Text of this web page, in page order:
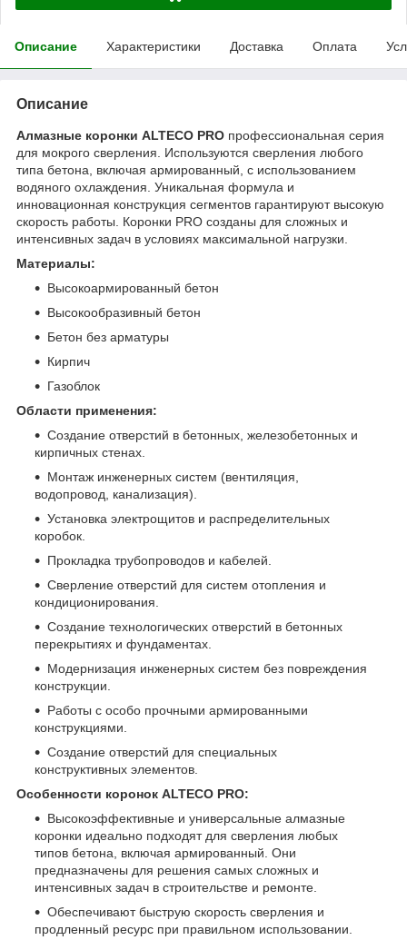
Описание Характеристики Доставка Оплата
Описание
Алмазные коронки ALTECO PRO профессиональная серия
для мокрого сверления. Используются сверления любого
типа бетона, включая армированный, с использованием
водяного охлаждения. Уникальная формула и
инновационная конструкция сегментов гарантируют высокую
скорость работы. Коронки PRO созданы для сложных и
интенсивных задач в условиях максимальной нагрузки.
Материалы:
Высокоармированный бетон
Высокообразивный бетон
Бетон без арматуры
Кирпич
Газоблок
Области применения:
Создание отверстий в бетонных, железобетонных и
кирпичных стенах.
Монтаж инженерных систем (вентиляция,
водопровод, канализация).
Установка электрощитов и распределительных
коробок.
Прокладка трубопроводов и кабелей.
Сверление отверстий для систем отопления и
кондиционирования.
Создание технологических отверстий в бетонных
перекрытиях и фундаментах.
Модернизация инженерных систем без повреждения
конструкции.
Работы с особо прочными армированными
конструкциями.
Создание отверстий для специальных
конструктивных элементов.
Особенности коронок ALTECO PRO:
Высокоэффективные и универсальные алмазные
коронки идеально подходят для сверления любых
типов бетона, включая армированный. Они
предназначены для решения самых сложных и
интенсивных задач в строительстве и ремонте.
Обеспечивают быструю скорость сверления и
продленный ресурс при правильном использовании.